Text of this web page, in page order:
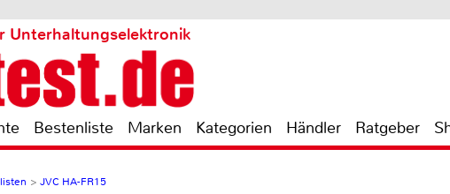
Unterhaltungselektronik
Bestenliste Marken Kategorien Händler Ratgeber
> JVC HA-FR15